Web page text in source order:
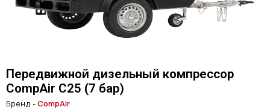
Передвижной дизельный компрессор
CompAir C25 (7 бар)
Бренд -CompAir